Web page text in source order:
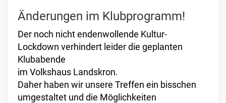
Änderungen im Klubprogramm!
Der noch nicht endenwollende Kultur-
Lockdown verhindert leider die geplanten
Klubabende
im Volkshaus Landskron.
Daher haben wir unsere Treffen ein bisschen
umgestaltet und die Möglichkeiten